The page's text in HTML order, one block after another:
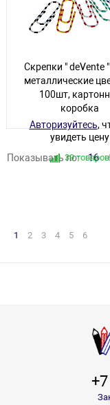
Скрепки " deVente
металлические
100шт,
коробка
Авторизуйтесь,
увидеть цену
39 товаров
Показывать по: 16
1 2 3 4 5 6